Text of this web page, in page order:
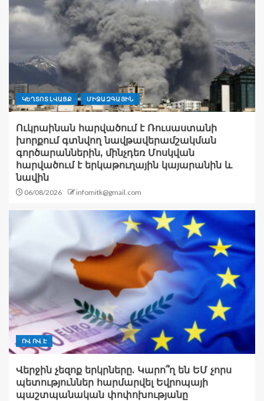
ԿԵՂՏՈՏ ԼՎԱՑՔ ՄԻՋԱԶԳԱՅԻՆ
Ուկրաինան հարվածում է Ռուսաստանի
խորքում գտնվող նավթավերամշակման
գործարաններին, մինչդեռ Մոսկվան
հարվածում է երկաթուղային կայարանին և
նավին
06/08/2026 infomitk@gmail.com
ՈՎ ՈՎ Է
Վերջին չեզոք երկրները. Կարո՞ղ են ԵՄ չորս
պետություններ հարմարվել Եվրոպայի
պաշտպանական փոփոխությանը